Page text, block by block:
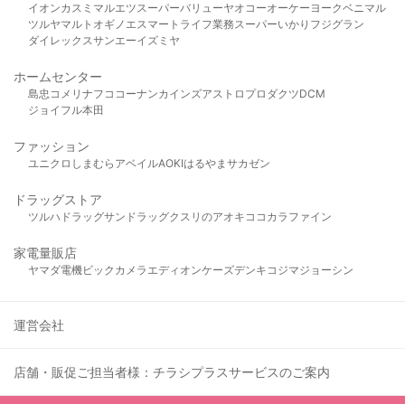
イオンカスミ マルエツスーパーバリューヤオコーオーケー ヨークベニマル
ツルヤマルト オギノ エスマート ライフ業務スーパーいかり フジグラン
ダイレックスサンエーイズミヤ
ホームセンター
島忠 コメリ ナフコ コーナンカインズアストロプロダクツDCM
ジョイフル本田
ファッション
ユニクロ しまむら アベイルAOKIはるやま サカゼン
ドラッグストア
ツルハドラッグサンドラッグクスリのアオキ ココカラファイン
家電量販店
ヤマダ電機ビックカメラ エディオンケーズデンキ コジマジョーシン
運営会社
店舗・販促ご担当者様：チラシプラスサービスのご案内